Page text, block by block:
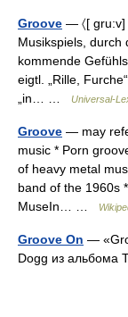
Groove — 〈[
Musikspiels, durch
kommende
eigtl. „Rille,
„in… …
Universal-
Groove — may
music * Porn
of heavy metal
band of the 1960s
MuseIn… …
Groove On —
Dogg из